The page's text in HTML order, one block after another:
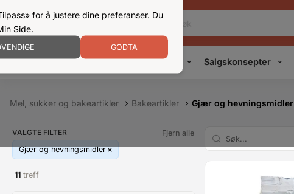
for å justere dine preferanser. Du
Side.
GODTA
Kampanjer Produkter Konsepter Salgskonsepter
Mel, sukker og bakeartikler Bakeartikler Gjær og hevningsmidler
VALGTE FILTER
Fjern alle
Gjær og hevningsmidler
11 treff